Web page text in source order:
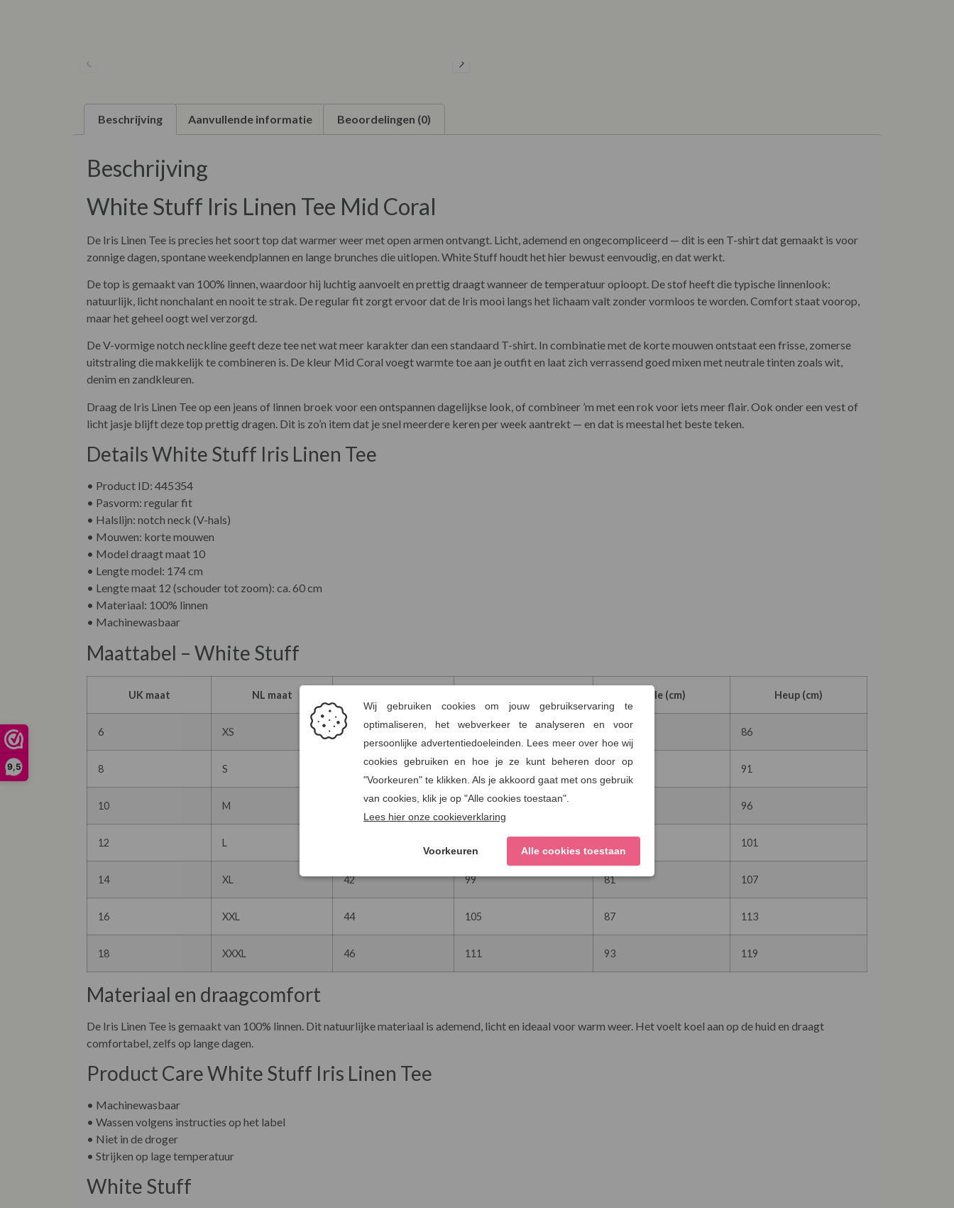
9,5
Beschrijving Aanvullende informatie Beoordelingen (0)
Beschrijving
White Stuff Iris Linen Tee Mid Coral
De Iris Linen Tee is precies het soort top dat warmer weer met open armen ontvangt. Licht, ademend en ongecompliceerd — dit is een T-shirt dat gemaakt is voor
zonnige dagen, spontane weekendplannen en lange brunches die uitlopen. White Stuff houdt het hier bewust eenvoudig, en dat werkt.
De top is gemaakt van 100% linnen, waardoor hij luchtig aanvoelt en prettig draagt wanneer de temperatuur oploopt. De stof heeft die typische linnenlook:
natuurlijk, licht nonchalant en nooit te strak. De regular fit zorgt ervoor dat de Iris mooi langs het lichaam valt zonder vormloos te worden. Comfort staat voorop,
maar het geheel oogt wel verzorgd.
De V-vormige notch neckline geeft deze tee net wat meer karakter dan een standaard T-shirt. In combinatie met de korte mouwen ontstaat een frisse, zomerse
uitstraling die makkelijk te combineren is. De kleur Mid Coral voegt warmte toe aan je outfit en laat zich verrassend goed mixen met neutrale tinten zoals wit,
denim en zandkleuren.
Draag de Iris Linen Tee op een jeans of linnen broek voor een ontspannen dagelijkse look, of combineer ’m met een rok voor iets meer flair. Ook onder een vest of
licht jasje blijft deze top prettig dragen. Dit is zo’n item dat je snel meerdere keren per week aantrekt — en dat is meestal het beste teken.
Details White Stuff Iris Linen Tee
• Product ID: 445354
• Pasvorm: regular fit
• Halslijn: notch neck (V-hals)
• Mouwen: korte mouwen
• Model draagt maat 10
• Lengte model: 174 cm
• Lengte maat 12 (schouder tot zoom): ca. 60 cm
• Materiaal: 100% linnen
• Machinewasbaar
Maattabel – White Stuff
UK maat NL maat Taille (cm) Heup (cm)
6 XS 34 78 60 86
8 S 83 65 91
10 M 88 96
12 L 101
14 XL 42 99 81 107
16 XXL 44 105 87 113
18 XXXL 46 111 93 119
Materiaal en draagcomfort
De Iris Linen Tee is gemaakt van 100% linnen. Dit natuurlijke materiaal is ademend, licht en ideaal voor warm weer. Het voelt koel aan op de huid en draagt
comfortabel, zelfs op lange dagen.
Product Care White Stuff Iris Linen Tee
• Machinewasbaar
• Wassen volgens instructies op het label
• Niet in de droger
• Strijken op lage temperatuur
White Stuff